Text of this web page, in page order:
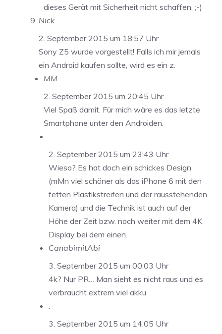
dieses Gerät mit Sicherheit nicht schaffen. ;-)
Nick
2. September 2015 um 18:57 Uhr
Sony Z5 wurde vorgestellt! Falls ich mir jemals
ein Android kaufen sollte, wird es ein z.
MM
2. September 2015 um 20:45 Uhr
Viel Spaß damit. Für mich wäre es das letzte
Smartphone unter den Androiden.
.
2. September 2015 um 23:43 Uhr
Wieso? Es hat doch ein schickes Design
(mMn viel schöner als das iPhone 6 mit den
fetten Plastikstreifen und der rausstehenden
Kamera) und die Technik ist auch auf der
Höhe der Zeit bzw. noch weiter mit dem 4K
Display bei dem einen.
CanabimitAbi
3. September 2015 um 00:03 Uhr
4k? Nur PR… Man sieht es nicht raus und es
verbraucht extrem viel akku
.
3. September 2015 um 14:05 Uhr